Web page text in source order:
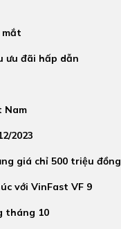
mắt
ưu đãi hấp dẫn
Nam
2023
giá chỉ 500 triệu đồng
với VinFast VF 9
tháng 10